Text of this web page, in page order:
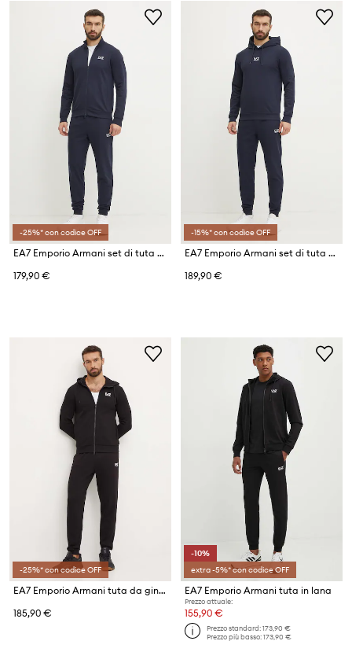
-25%* con codice OFF
EA7 Emporio Armani set di tuta da uomo in cotone
179,90 €
-15%* con codice OFF
EA7 Emporio Armani set di tuta da uomo con cotone
189,90 €
-25%* con codice OFF
EA7 Emporio Armani tuta da ginnastica
185,90 €
-10%
extra -5%* con codice OFF
EA7 Emporio Armani tuta in lana
Prezzo attuale:
155,90 €
Prezzo standard:173,90 €
Prezzo più basso:173,90 €